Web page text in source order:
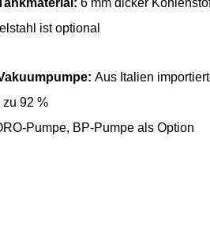
6 mm dicker
ist optional
Aus Italien
zu 92 %
Pumpe, BP-Pumpe als Option